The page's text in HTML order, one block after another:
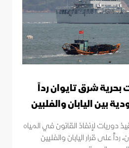
بحرية شرق تايوان رداً
بين اليابان والفلبين
دوريات لإنفاذ القانون في المياه
رداً على قرار اليابان والفلبين